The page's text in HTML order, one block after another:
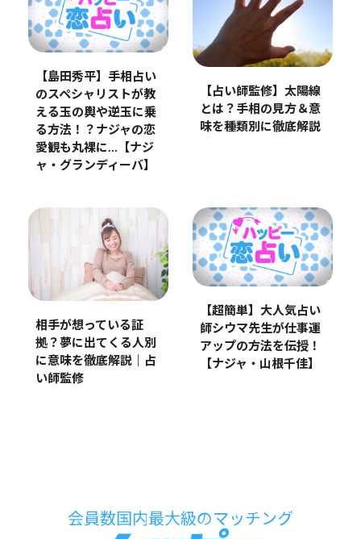
【島田秀平】手相占い
のスペシャリストが教
える玉の輿や逆玉に乗
る方法！？ナジャの恋
愛観も丸裸に…【ナジ
ャ・グランディーバ】
【占い師監修】太陽線
とは？手相の見方＆意
味を種類別に徹底解説
相手が想っている証
拠？夢に出てくる人別
に意味を徹底解説｜占
い師監修
【超簡単】大人気占い
師シウマ先生が仕事運
アップの方法を伝授！
【ナジャ・山根千佳】